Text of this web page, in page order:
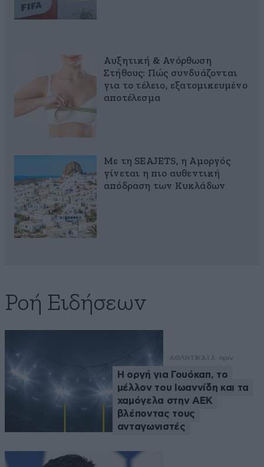
Αυξητική & Ανόρθωση
Στήθους: Πώς συνδυάζονται
για το τέλειο, εξατομικευμένο
αποτέλεσμα
Με τη SEAJETS, η Αμοργός
γίνεται η πιο αυθεντική
απόδραση των Κυκλάδων
Ροή Ειδήσεων
ΑΘΛΗΤΙΚΑ 1 λ. πριν
Η οργή για Γουόκαπ, το
μέλλον του Ιωαννίδη και τα
χαμόγελα στην ΑΕΚ
βλέποντας τους
ανταγωνιστές